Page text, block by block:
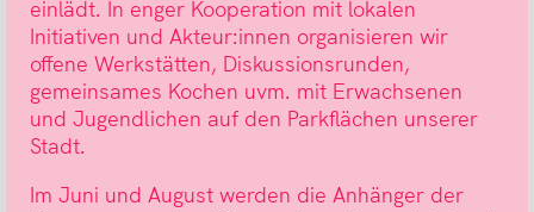
einlädt. In enger Kooperation mit lokalen
Initiativen und Akteur:innen organisieren wir
offene Werkstätten, Diskussionsrunden,
gemeinsames Kochen uvm. mit Erwachsenen
und Jugendlichen auf den Parkflächen unserer
Stadt.
Im Juni und August werden die Anhänger der